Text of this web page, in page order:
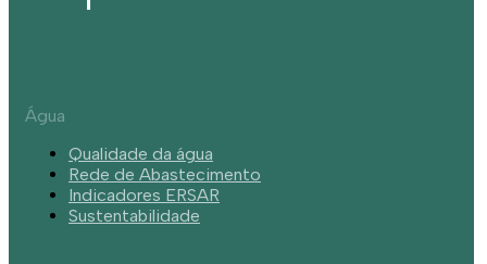
Água
Qualidade da água
Rede de Abastecimento
Indicadores ERSAR
Sustentabilidade